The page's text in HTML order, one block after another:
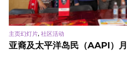
主页幻灯片, 社区活动
亚裔及太平洋岛民（AAPI）